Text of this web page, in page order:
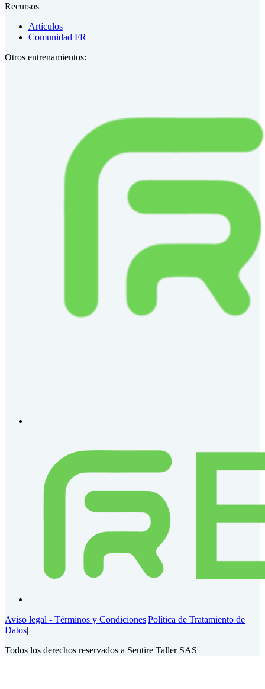
Recursos
Artículos
Comunidad FR
Otros entrenamientos:
Aviso legal - Términos y Condiciones|Política de Tratamiento de
Datos|
Todos los derechos reservados a Sentire Taller SAS